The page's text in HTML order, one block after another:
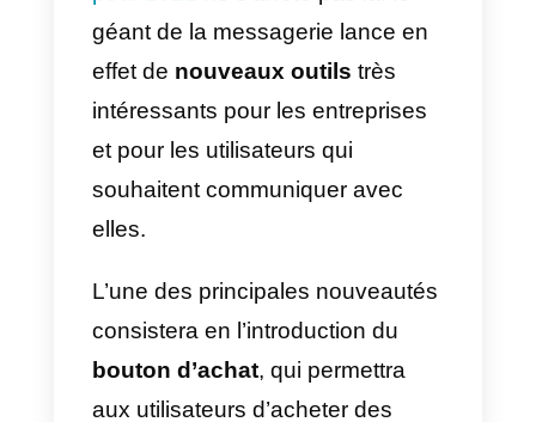
WhatsApp renvoie de 3
mois la mise à jour de ses
conditions d’utilisation